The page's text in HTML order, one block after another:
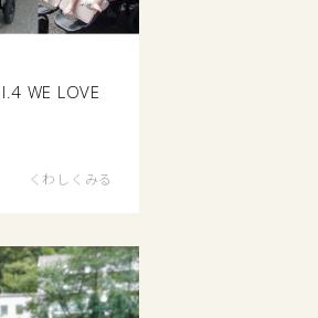
WE LOVE
くわしくみる